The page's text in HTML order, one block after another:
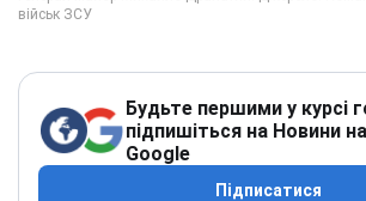
Будьте першими у курсі
підпишіться на Новини
Google
Підписатися